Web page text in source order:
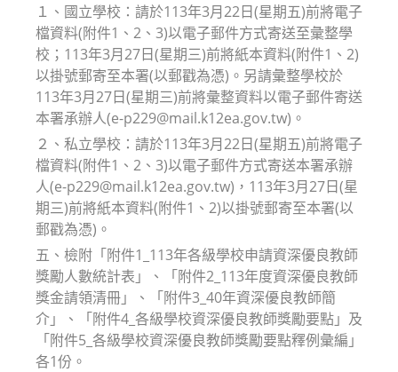
１、國立學校：請於113年3月22日(星期五)前將電子
檔資料(附件1、2、3)以電子郵件方式寄送至彙整學
校；113年3月27日(星期三)前將紙本資料(附件1、2)
以掛號郵寄至本署(以郵戳為憑)。另請彙整學校於
113年3月27日(星期三)前將彙整資料以電子郵件寄送
本署承辦人(e-p229@mail.k12ea.gov.tw)。
２、私立學校：請於113年3月22日(星期五)前將電子
檔資料(附件1、2、3)以電子郵件方式寄送本署承辦
人(e-p229@mail.k12ea.gov.tw)，113年3月27日(星
期三)前將紙本資料(附件1、2)以掛號郵寄至本署(以
郵戳為憑)。
五、檢附「附件1_113年各級學校申請資深優良教師
獎勵人數統計表」、「附件2_113年度資深優良教師
獎金請領清冊」、「附件3_40年資深優良教師簡
介」、「附件4_各級學校資深優良教師獎勵要點」及
「附件5_各級學校資深優良教師獎勵要點釋例彙編」
各1份。